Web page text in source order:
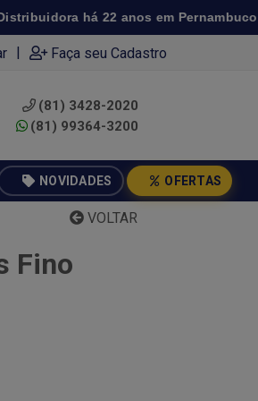
há 22 anos em Pernambuco
| Faça seu Cadastro
(81) 3428-2020
(81) 99364-3200
NOVIDADES OFERTAS
VOLTAR
Fino